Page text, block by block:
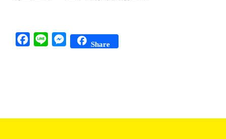
Facebook
Line Messenger
Share